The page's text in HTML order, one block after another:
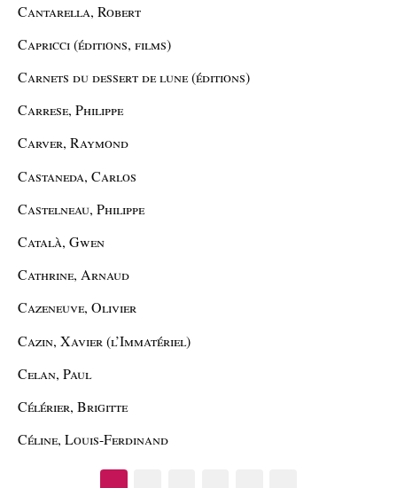
Cantarella, Robert
Capricci (éditions, films)
Carnets du dessert de lune (éditions)
Carrese, Philippe
Carver, Raymond
Castaneda, Carlos
Castelneau, Philippe
Català, Gwen
Cathrine, Arnaud
Cazeneuve, Olivier
Cazin, Xavier (l’Immatériel)
Celan, Paul
Célérier, Brigitte
Céline, Louis-Ferdinand